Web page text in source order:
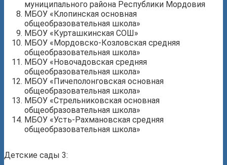
муниципального района Республики Мордовия
МБОУ «Клопинская основная
общеобразовательная школа»
МБОУ «Курташкинская СОШ»
МБОУ «Мордовско-Козловская средняя
общеобразовательная школа»
МБОУ «Новочадовская средняя
общеобразовательная школа»
МБОУ «Пичеполонговская основная
общеобразовательная школа»
МБОУ «Стрельниковская основная
общеобразовательная школа»
МБОУ «Усть-Рахмановская средняя
общеобразовательная школа»
Детские сады 3: